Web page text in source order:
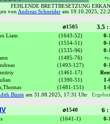
FEHLENDE BRETTBESETZUNG
vonAndreas Schneideram 19.10.2025,
⌀1505 3.5 :
Liam (1643-52) 0-
(1554-51) 0-
(1535-96) 0-
(1485-76)
(1493-127) 0-
(1461-17)
(1390-51) 1-
(1481-151) 1-
Bünteam 31.08.2025, 17:31 Uhr
⌀1540 6 :
(1641-1) 0-